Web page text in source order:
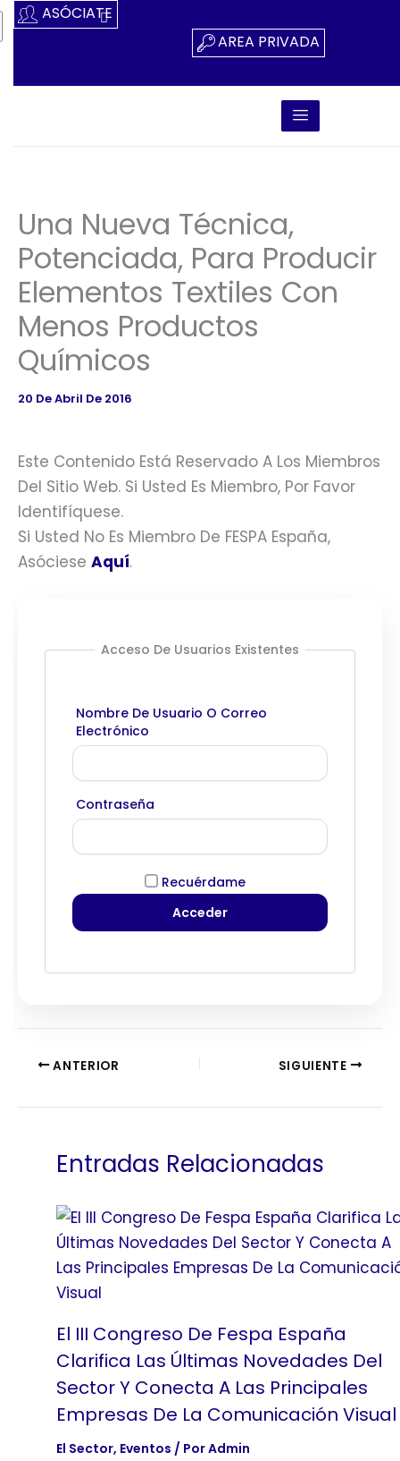
Ir
Al
ASÓCIATE
AREA PRIVADA
Una Nueva Técnica,
Potenciada, Para Producir
Elementos Textiles Con
Menos Productos
Químicos
20 De Abril De 2016
Este Contenido Está Reservado A Los Miembros
Del Sitio Web. Si Usted Es Miembro, Por Favor
Identifíquese.
Si Usted No Es Miembro De FESPA España,
Asóciese Aquí.
Acceso De Usuarios Existentes
Nombre De Usuario O Correo
Electrónico
Contraseña
Recuérdame
ANTERIOR SIGUIENTE
Entradas Relacionadas
El III Congreso De Fespa España
Clarifica Las Últimas Novedades Del
Sector Y Conecta A Las Principales
Empresas De La Comunicación Visual
El Sector, Eventos / PorAdmin